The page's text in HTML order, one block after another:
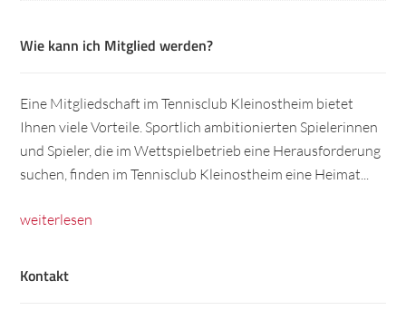
Wie kann ich Mitglied werden?
Eine Mitgliedschaft im Tennisclub Kleinostheim bietet
Ihnen viele Vorteile. Sportlich ambitionierten Spielerinnen
und Spieler, die im Wettspielbetrieb eine Herausforderung
suchen, finden im Tennisclub Kleinostheim eine Heimat...
weiterlesen
Kontakt